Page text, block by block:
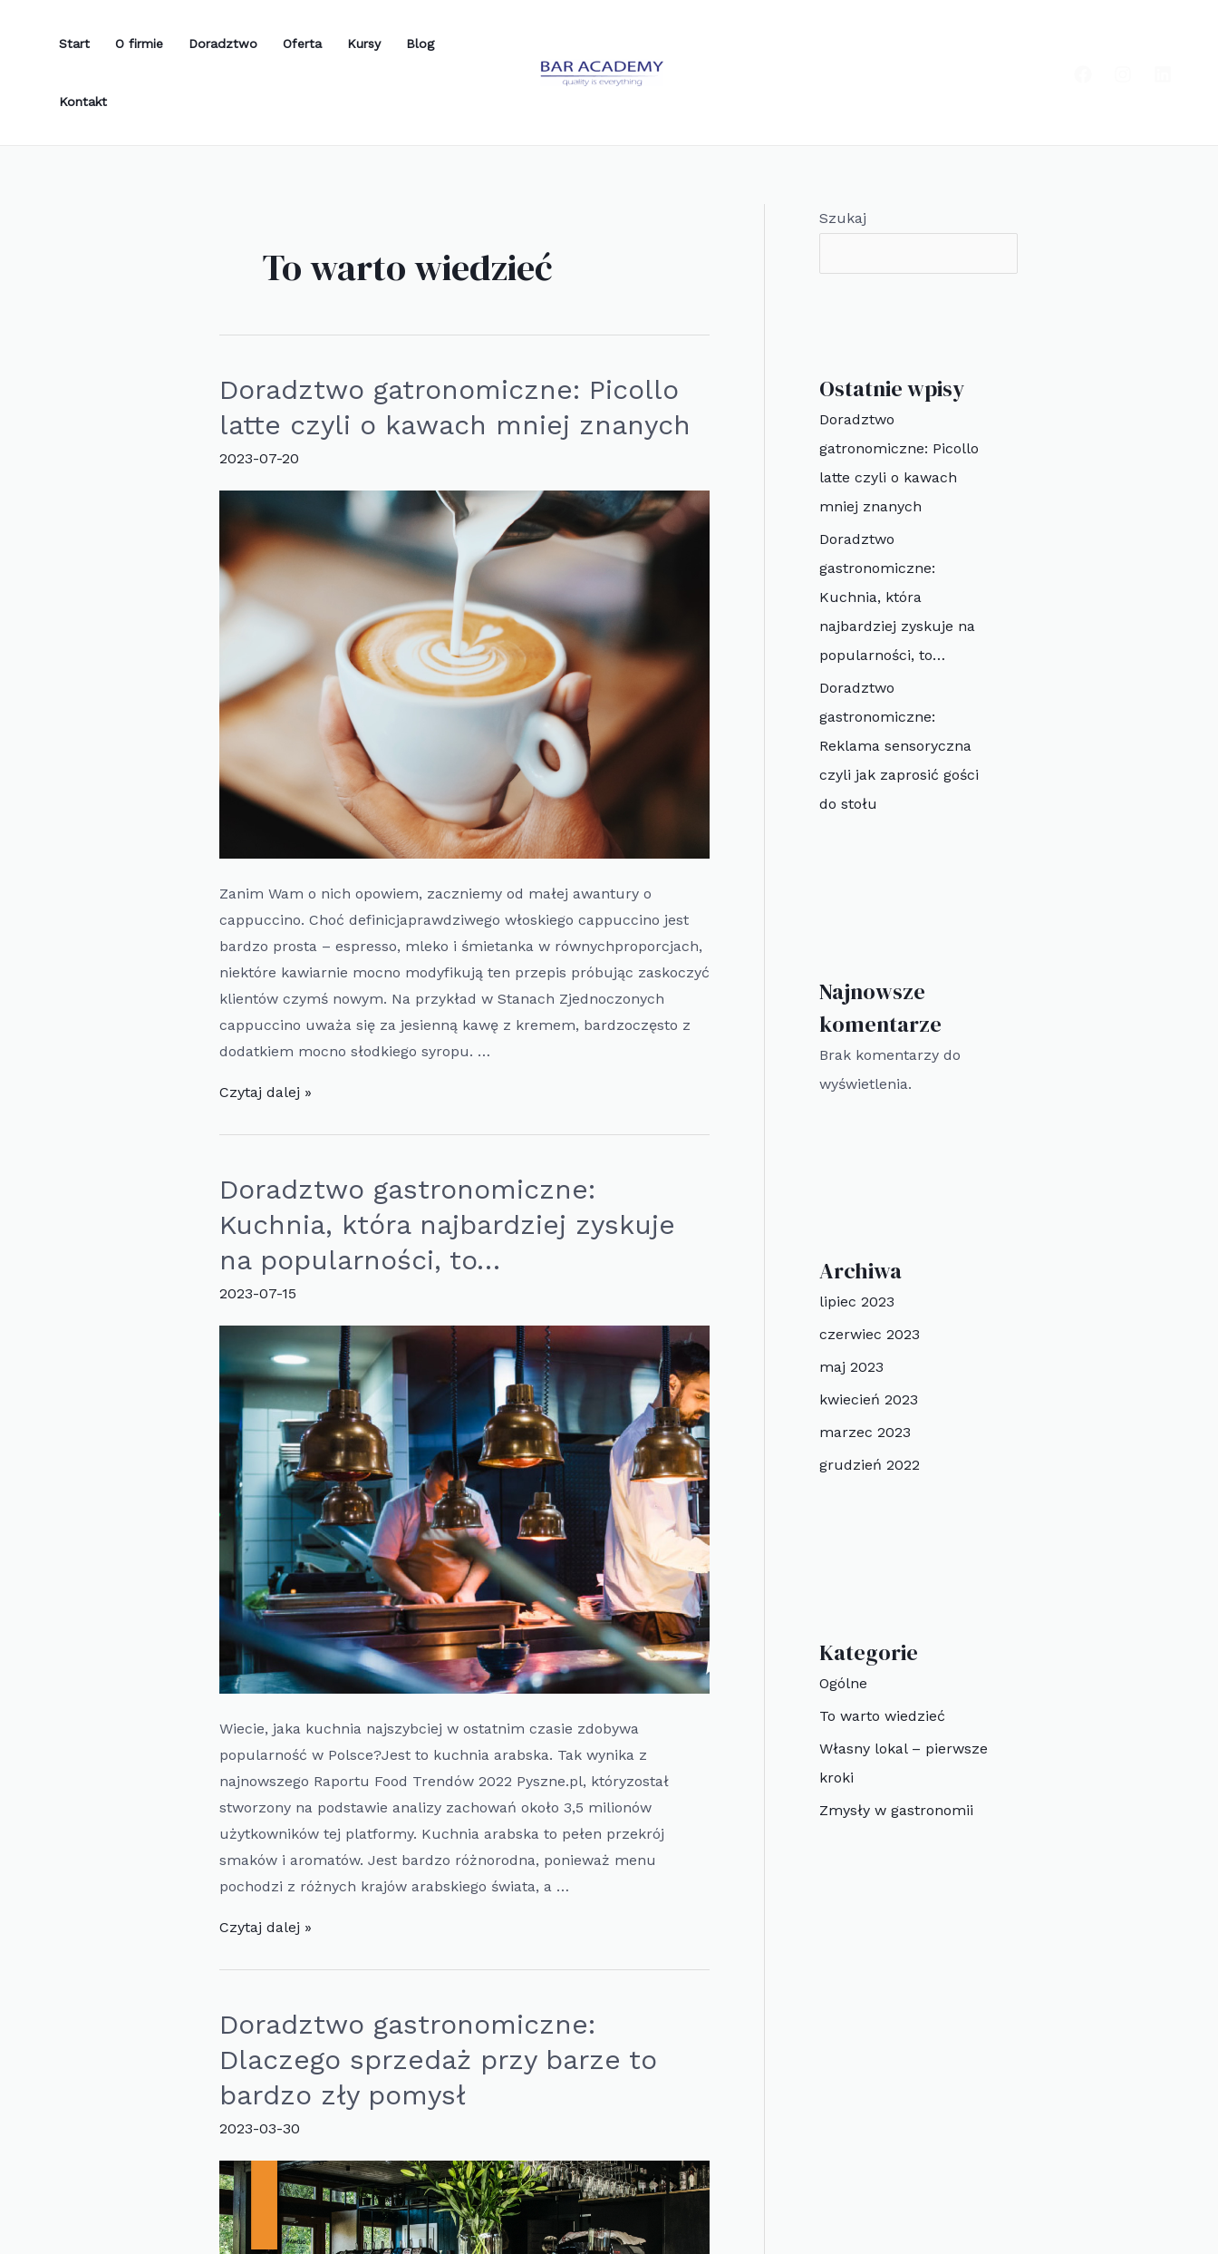
Start O firmie Doradztwo Oferta Kursy Blog
Kontakt
To warto wiedzieć
Doradztwo gatronomiczne: Picollo
latte czyli o kawach mniej znanych
2023-07-20
Zanim Wam o nich opowiem, zaczniemy od małej awantury o
cappuccino. Choć definicjaprawdziwego włoskiego cappuccino jest
bardzo prosta – espresso, mleko i śmietanka w równychproporcjach,
niektóre kawiarnie mocno modyfikują ten przepis próbując zaskoczyć
klientów czymś nowym. Na przykład w Stanach Zjednoczonych
cappuccino uważa się za jesienną kawę z kremem, bardzoczęsto z
dodatkiem mocno słodkiego syropu. …
Doradztwo
czyli
o
mniej
znanych
Czytaj dalej »
Doradztwo gastronomiczne:
Kuchnia, która najbardziej zyskuje
na popularności, to…
2023-07-15
Wiecie, jaka kuchnia najszybciej w ostatnim czasie zdobywa
popularność w Polsce?Jest to kuchnia arabska. Tak wynika z
najnowszego Raportu Food Trendów 2022 Pyszne.pl, któryzostał
stworzony na podstawie analizy zachowań około 3,5 milionów
użytkowników tej platformy. Kuchnia arabska to pełen przekrój
smaków i aromatów. Jest bardzo różnorodna, ponieważ menu
pochodzi z różnych krajów arabskiego świata, a …
Doradztwo
najbardziej
zyskuje
na
popularności,
to…
Czytaj dalej »
Doradztwo gastronomiczne:
Dlaczego sprzedaż przy barze to
bardzo zły pomysł
2023-03-30
Szukaj
Ostatnie wpisy
Doradztwo
gatronomiczne: Picollo
latte czyli o kawach
mniej znanych
Doradztwo
gastronomiczne:
Kuchnia, która
najbardziej zyskuje na
popularności, to…
Doradztwo
gastronomiczne:
Reklama sensoryczna
czyli jak zaprosić gości
do stołu
Najnowsze
komentarze
Brak komentarzy do
wyświetlenia.
Archiwa
lipiec 2023
czerwiec 2023
maj 2023
kwiecień 2023
marzec 2023
grudzień 2022
Kategorie
Ogólne
To warto wiedzieć
Własny lokal – pierwsze
kroki
Zmysły w gastronomii